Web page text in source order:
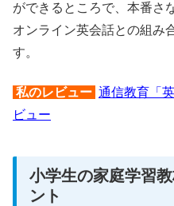
ができるところで、本番さ
オンライン英会話との組み
す。
私のレビュー 通信教育「
ビュー
小学生の家庭学習
ント